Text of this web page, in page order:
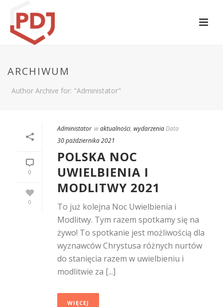
ARCHIWUM
Author Archive for: "Administator"
0
0
Administator waktualności, wydarzeniaData
30 października 2021
POLSKA NOC
UWIELBIENIA I
MODLITWY 2021
To już kolejna Noc Uwielbienia i
Modlitwy. Tym razem spotkamy się na
żywo! To spotkanie jest możliwością dla
wyznawców Chrystusa różnych nurtów
do stanięcia razem w uwielbieniu i
modlitwie za [...]
WIĘCEJ